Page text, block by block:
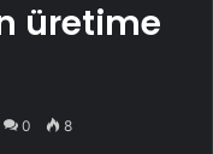
üretime
0 8